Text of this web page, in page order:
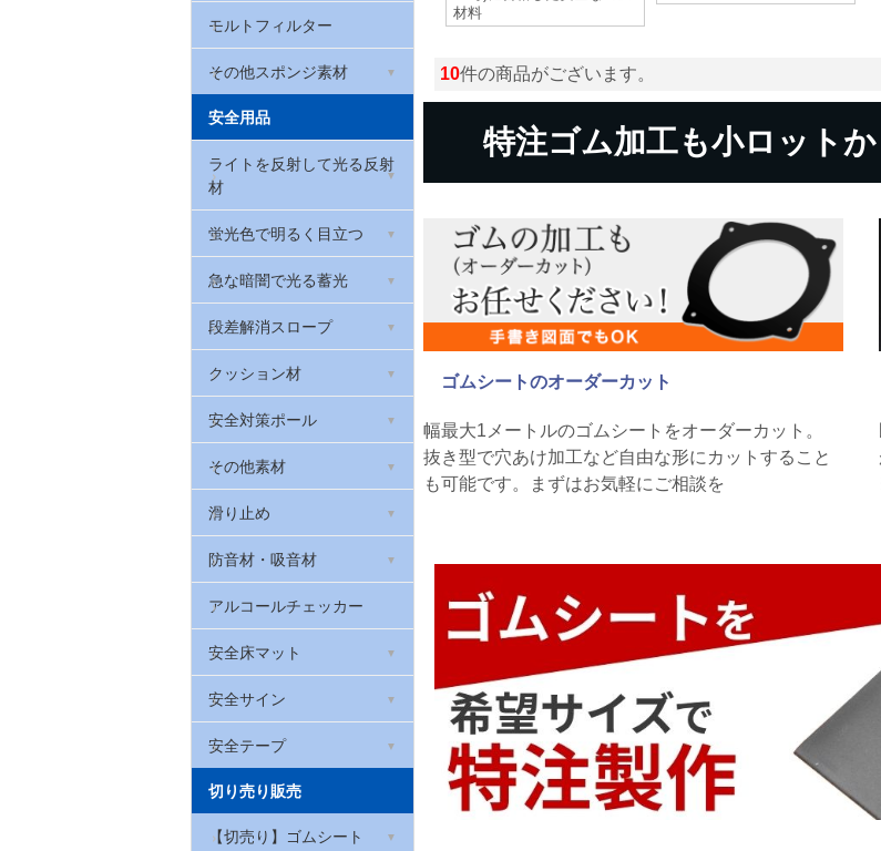
シリコンゴム
ゴム素材用接着剤
天然ゴムシート 厚さ
0.5mm
天然ゴムシート 厚さ1mm
天然ゴムシート 厚さ3mm
天然ゴムシート 厚さ5mm
天然ゴムシート 厚さ2mm
滑り止めゴムシート
ブチルゴム
厚さ0.3mm
戸当たりゴム・カーストッ
パー(ゴムクッション)
戸当たりゴム(Rohs対応)
当たりゴム・バンパーガー
ド
スポンジ)
ウレタンフォーム
低反発ウレタンフォーム
ウレタンチップクッション
環境配慮型スポンジゴム
(RoHS2対応)
高耐久スポンジシート
PEスポンジシート
シャッター取っ手
モルトフィルター
その他スポンジ素材
カラーシート
カラフルスポンジ
カラーポリエチレンシート
バックアップ材
安全用品
ライトを反射して光る反射
材
反射リフレクター
反射テープ
反射マグネットシート
衣類・布用反射フィルム
反射メッセージプレート
反射腕章(腕バンド)
黒い反射
蛍光色で明るく目立つ
蛍光テープ
蛍光マグネットシート
急な暗闇で光る蓄光
蓄光避難誘導ステッカー
光る!階段滑り止め
蓄光テープ
高輝度蓄光テープ
光る!階段滑り止め スーパ
ーアルファ・フラッシュ
貼ってはがせる蓄光テープ
段差解消スロープ
室内用段差解消スロープ
屋外用段差解消スロープ
高段差スポンジスロープ
クッション材
安心クッション(コーナー
ガード)
セーフティクッション
台車用やわらかバンパーク
ッション
台車用グリップ
壁用プロテクター
やわらかグリップ
ロボット掃除機の傷防止
安全対策ポール
車止めやわらかゴムポール
ベルト付きポール
カラープラポール
その他素材
照明反射材
滑り止め
ソフトクッション
室内用階段すべり止め
屋外用すべり止めテープ
滑り止めシート
厚手滑り止めシート
屋内用すべり止めテープ
お風呂用透明すべり止めテ
防音材・吸音材
吸音材「QonPET(キュー
オンペット)」
制振シート
遮音シート
吸音パッド・吸音フェルト
アルミテープ
アルコールチェッカー
安全床マット
滑り止めクッションマッ
ト メガマット
はがせるフェルトシート
足腰マット
安全サイン
コーン標示カバー
コーンバー用サイン
サインキャップ
安全テープ
やわらかトラテープ
屋内用ラインテープ ライ
切り売り販売
【切売り】ゴムシート
材料
10件の商品がございます。
特注ゴム加工も小ロット
ゴムシートのオーダーカット
幅最大1メートルのゴムシートをオーダーカット。
抜き型で穴あけ加工など自由な形にカットすること
も可能です。まずはお気軽にご相談を